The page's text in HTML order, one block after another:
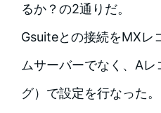
るか？の2通りだ。
Gsuiteとの接続をMXレ
ムサーバーでなく、A
グ）で設定を行なった。